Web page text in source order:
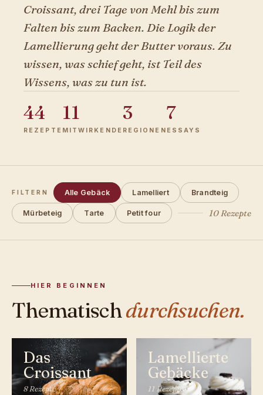
Croissant, drei Tage von Mehl bis zum
Falten bis zum Backen. Die Logik der
Lamellierung geht der Butter voraus. Zu
wissen, was schief geht, ist Teil des
Wissens, was zu tun ist.
44
REZEPTE
11
MITWIRKENDE
3
REGIONEN
7
ESSAYS
FILTERN Alle Gebäck Lamelliert Brandteig
Mürbeteig Tarte Petit four 10 Rezepte
HIER BEGINNEN
Thematischdurchsuchen.
Das
Croissant
8 Rezepte
Lamellierte
Gebäcke
11 Rezepte